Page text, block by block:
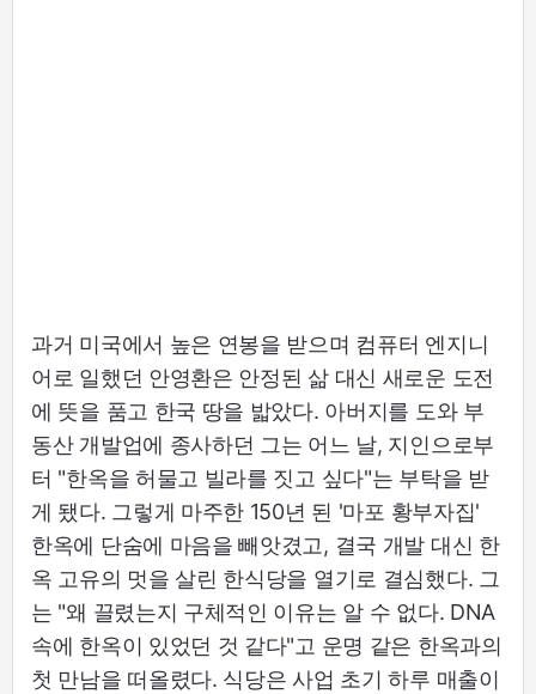
과거 미국에서 높은 연봉을 받으며 컴퓨터 엔지니
어로 일했던 안영환은 안정된 삶 대신 새로운 도전
에 뜻을 품고 한국 땅을 밟았다. 아버지를 도와 부
동산 개발업에 종사하던 그는 어느 날, 지인으로부
터 "한옥을 허물고 빌라를 짓고 싶다"는 부탁을 받
게 됐다. 그렇게 마주한 150년 된 '마포 황부자집'
한옥에 단숨에 마음을 빼앗겼고, 결국 개발 대신 한
옥 고유의 멋을 살린 한식당을 열기로 결심했다. 그
는 "왜 끌렸는지 구체적인 이유는 알 수 없다. DNA
속에 한옥이 있었던 것 같다"고 운명 같은 한옥과의
첫 만남을 떠올렸다. 식당은 사업 초기 하루 매출이